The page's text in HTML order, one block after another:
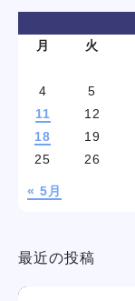
月
火
« 5月
4
5
11
12
18
19
25
26
最近の投稿